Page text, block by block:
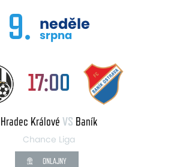
9. neděle
srpna
17:00
Hradec Králové VS Baník
Chance Liga
ONLAJNY